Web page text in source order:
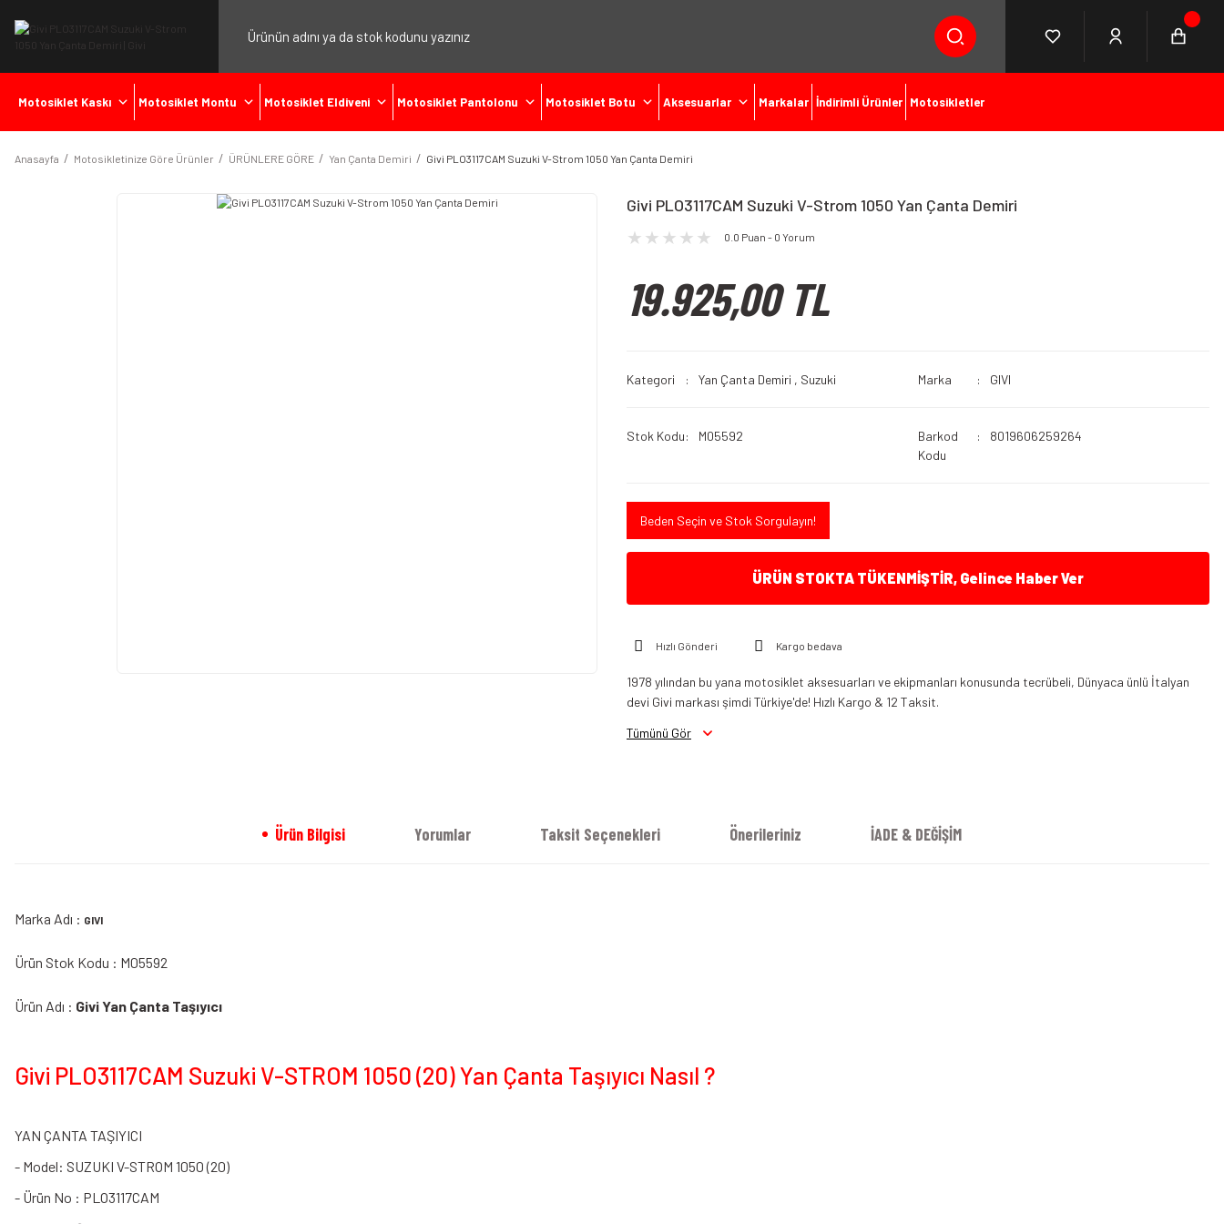
Motosiklet Kaskı Motosiklet Montu Motosiklet Eldiveni Motosiklet Pantolonu Motosiklet Botu Aksesuarlar Markalar İndirimli Ürünler Motosikletler
Anasayfa Motosikletinize Göre Ürünler ÜRÜNLERE GÖRE Yan Çanta Demiri Givi PLO3117CAM Suzuki V-Strom 1050 Yan Çanta Demiri
Givi PLO3117CAM Suzuki V-Strom 1050 Yan Çanta Demiri
0.0 Puan - 0 Yorum
19.925,00 TL
Kategori Yan Çanta Demiri , Suzuki Marka GIVI
Stok Kodu M05592
Barkod
Kodu
8019606259264
Beden Seçin ve Stok Sorgulayın!
ÜRÜN STOKTA TÜKENMİŞTİR, Gelince Haber Ver
Hızlı Gönderi Kargo bedava
1978 yılından bu yana motosiklet aksesuarları ve ekipmanları konusunda tecrübeli, Dünyaca ünlü İtalyan
devi Givi markası şimdi Türkiye'de! Hızlı Kargo & 12 Taksit.
Tümünü Gör
Ürün Bilgisi Yorumlar Taksit Seçenekleri Önerileriniz İADE & DEĞİŞİM
Marka Adı : GIVI
Ürün Stok Kodu : M05592
Ürün Adı : Givi Yan Çanta Taşıyıcı
Givi PLO3117CAM Suzuki V-STROM 1050 (20) Yan Çanta Taşıyıcı Nasıl ?
YAN ÇANTA TAŞIYICI
- Model: SUZUKI V-STROM 1050 (20)
- Ürün No : PLO3117CAM